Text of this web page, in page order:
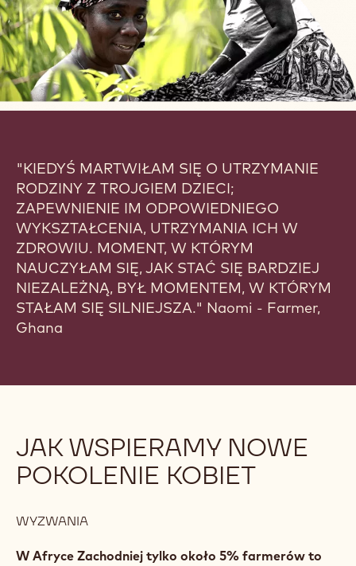
"KIEDYŚ MARTWIŁAM SIĘ O UTRZYMANIE
RODZINY Z TROJGIEM DZIECI;
ZAPEWNIENIE IM ODPOWIEDNIEGO
WYKSZTAŁCENIA, UTRZYMANIA ICH W
ZDROWIU. MOMENT, W KTÓRYM
NAUCZYŁAM SIĘ, JAK STAĆ SIĘ BARDZIEJ
NIEZALEŻNĄ, BYŁ MOMENTEM, W KTÓRYM
STAŁAM SIĘ SILNIEJSZA." Naomi - Farmer,
Ghana
JAK WSPIERAMY NOWE
POKOLENIE KOBIET
WYZWANIA
W Afryce Zachodniej tylko około 5% farmerów to